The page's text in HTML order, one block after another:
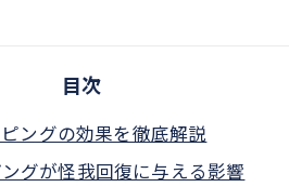
目次
ングの効果を徹底解説
グが怪我回復に与える影響